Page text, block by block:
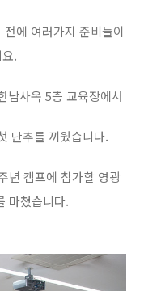
에 여러가지 준비들이
.
남사옥 5층 교육장에서
단추를 끼웠습니다.
년 캠프에 참가할 영광
마쳤습니다.